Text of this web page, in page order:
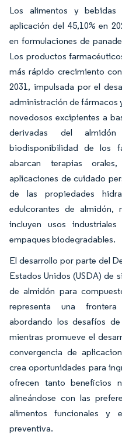
Los alimentos y
aplicación del 45,10% en
en formulaciones de
Los productos
más rápido crecimiento
2031, impulsada por el
administración de fármacos
novedosos excipientes a
derivadas del
biodisponibilidad de los
abarcan terapias
aplicaciones de cuidado
de las propiedades
edulcorantes de almidón,
incluyen usos
empaques biodegradables.
El desarrollo por parte del
Estados Unidos (USDA) de
de almidón para
representa una
abordando los desafíos
mientras promueve el
convergencia de
crea oportunidades para
ofrecen tanto beneficios
alineándose con las
alimentos funcionales y
preventiva.